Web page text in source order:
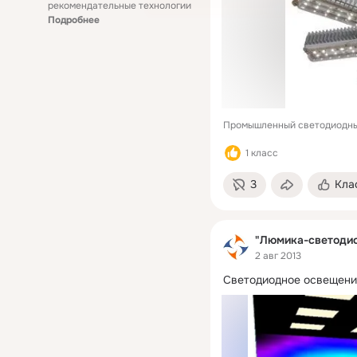
рекомендательные технологии
Подробнее
Промышленный
1 класс
3
"Люмика-
2 авг 2013
Светодиодное